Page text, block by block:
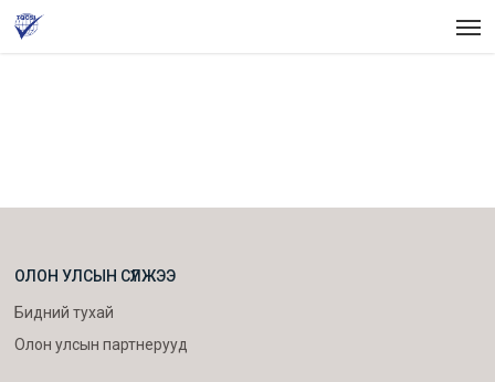
Skip
ОЛОН УЛСЫН СҮЛЖЭЭ
Бидний тухай
Олон улсын партнерууд